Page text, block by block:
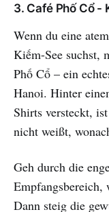
3. Café Phố Cổ -
Wenn du eine
Kiếm-See suchst,
Phố Cổ – ein
Hanoi. Hinter
Shirts versteckt,
nicht weißt,
Geh durch die
Empfangsbereich,
Dann steig die